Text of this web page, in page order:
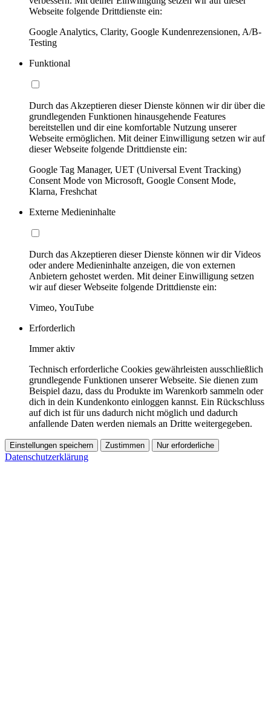
Webseite folgende Drittdienste ein:
Google Analytics, Clarity, Google Kundenrezensionen, A/B-
Testing
Funktional
Durch das Akzeptieren dieser Dienste können wir dir über die
grundlegenden Funktionen hinausgehende Features
bereitstellen und dir eine komfortable Nutzung unserer
Webseite ermöglichen. Mit deiner Einwilligung setzen wir auf
dieser Webseite folgende Drittdienste ein:
Google Tag Manager, UET (Universal Event Tracking)
Consent Mode von Microsoft, Google Consent Mode,
Klarna, Freshchat
Externe Medieninhalte
Durch das Akzeptieren dieser Dienste können wir dir Videos
oder andere Medieninhalte anzeigen, die von externen
Anbietern gehostet werden. Mit deiner Einwilligung setzen
wir auf dieser Webseite folgende Drittdienste ein:
Vimeo, YouTube
Erforderlich
Immer aktiv
Technisch erforderliche Cookies gewährleisten ausschließlich
grundlegende Funktionen unserer Webseite. Sie dienen zum
Beispiel dazu, dass du Produkte im Warenkorb sammeln oder
dich in dein Kundenkonto einloggen kannst. Ein Rückschluss
auf dich ist für uns dadurch nicht möglich und dadurch
anfallende Daten werden niemals an Dritte weitergegeben.
Einstellungen speichern Zustimmen Nur erforderliche
Datenschutzerklärung